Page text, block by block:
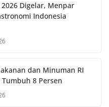
2026 Digelar, Menpar
Indonesia
dan Minuman RI
8 Persen